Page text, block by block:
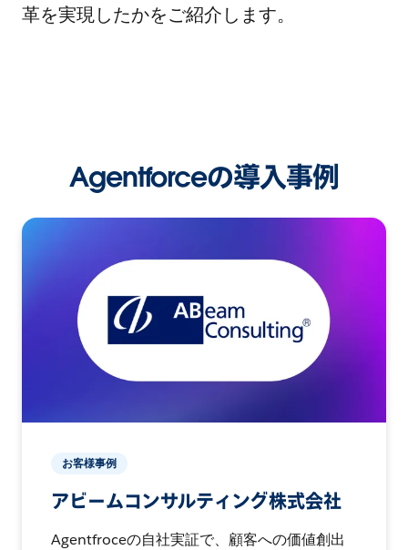
革を実現したかをご紹介します。
Agentforceの導入事例
お客様事例
アビームコンサルティング株式会社
Agentfroceの自社実証で、顧客への価値創出